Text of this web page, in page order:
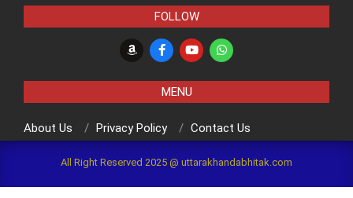
FOLLOW
MENU
About Us Privacy Policy Contact Us
All Right Reserved 2025 @ uttarakhandabhitak.com